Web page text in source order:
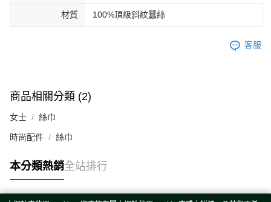
材質 100%頂級斜紋蠶絲
客服
商品相關分類 (2)
女士 絲巾
時尚配件 絲巾
本分類熱銷全站排行